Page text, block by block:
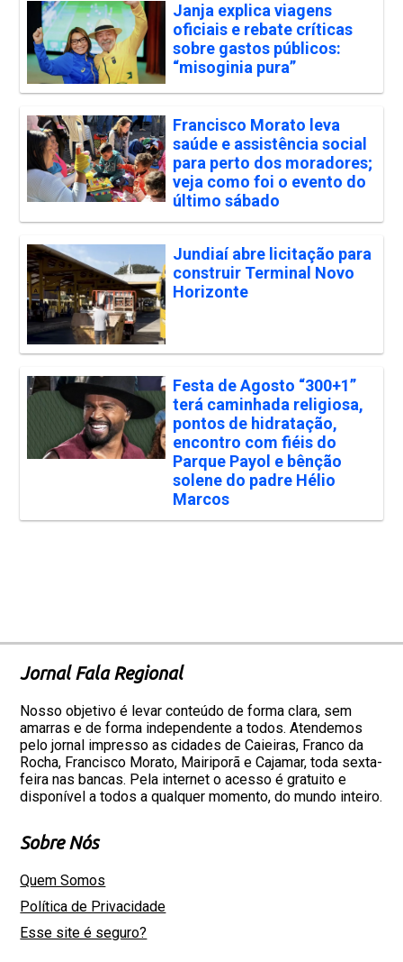
Janja explica viagens
oficiais e rebate críticas
sobre gastos públicos:
“misoginia pura”
Francisco Morato leva
saúde e assistência social
para perto dos moradores;
veja como foi o evento do
último sábado
Jundiaí abre licitação para
construir Terminal Novo
Horizonte
Festa de Agosto “300+1”
terá caminhada religiosa,
pontos de hidratação,
encontro com fiéis do
Parque Payol e bênção
solene do padre Hélio
Marcos
Jornal Fala Regional
Nosso objetivo é levar conteúdo de forma clara, sem
amarras e de forma independente a todos. Atendemos
pelo jornal impresso as cidades de Caieiras, Franco da
Rocha, Francisco Morato, Mairiporã e Cajamar, toda sexta-
feira nas bancas. Pela internet o acesso é gratuito e
disponível a todos a qualquer momento, do mundo inteiro.
Sobre Nós
Quem Somos
Política de Privacidade
Esse site é seguro?